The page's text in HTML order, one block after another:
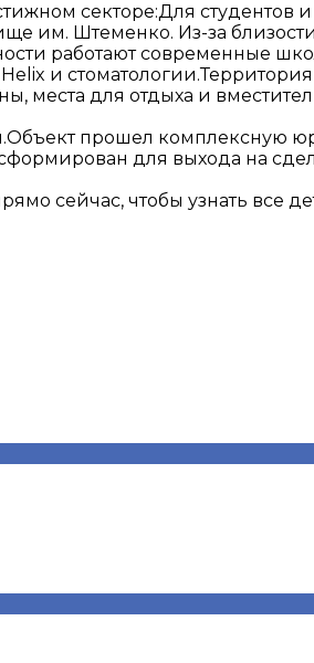
секторе:Для студентов
им. Штеменко. Из-за
работают современные
и
места для отдыха и
прошел комплексную
для выхода на
сейчас, чтобы узнать все